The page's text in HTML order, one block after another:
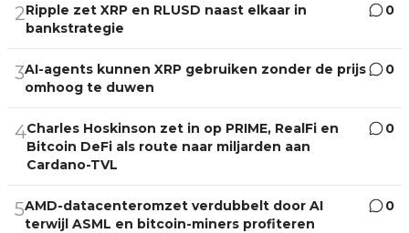
2Ripple zet XRP en RLUSD naast elkaar in
bankstrategie
0
3AI-agents kunnen XRP gebruiken zonder de prijs
omhoog te duwen
0
4Charles Hoskinson zet in op PRIME, RealFi en
Bitcoin DeFi als route naar miljarden aan
Cardano-TVL
0
5AMD-datacenteromzet verdubbelt door AI
terwijl ASML en bitcoin-miners profiteren
0